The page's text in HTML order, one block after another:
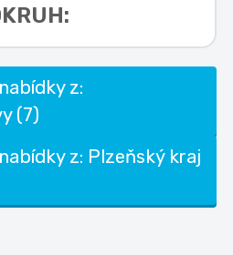
z:
(7)
z: Plzeňský kraj